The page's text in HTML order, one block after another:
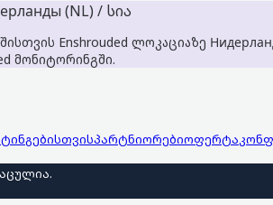
(NL) / სია
Enshrouded ლოკაციაზე
მონიტორინგში.
პარტნიორებიოფერტა
.